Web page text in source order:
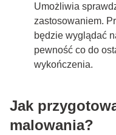
Umożliwia
zastosowaniem.
będzie wyglądać
pewność co do
wykończenia.
Jak
malowania?